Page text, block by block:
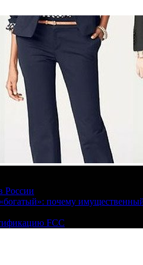
России
почему
FCC